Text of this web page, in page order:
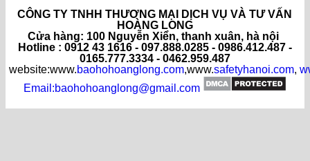
CÔNG TY TNHH THƯƠNG MẠI DỊCH VỤ VÀ TƯ VẤN
HOÀNG LONG
Cửa hàng: 100 Nguyễn Xiển, thanh xuân, hà nội
Hotline : 0912 43 1616 - 097.888.0285 - 0986.412.487 -
0165.777.3334 - 0462.959.487
website:www.baohohoanglong.com,www.safetyhanoi.com,
Email:baohohoanglong@gmail.com